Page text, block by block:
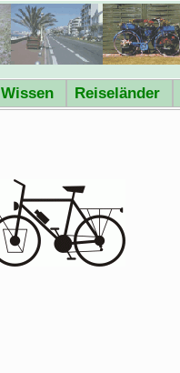
Wissen Reiseländer